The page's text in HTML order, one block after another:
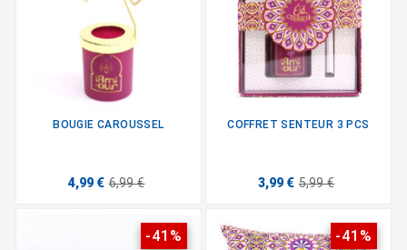
BOUGIE CAROUSSEL
4,99 € 6,99 €
COFFRET SENTEUR 3 PCS
3,99 € 5,99 €
-41% -41%